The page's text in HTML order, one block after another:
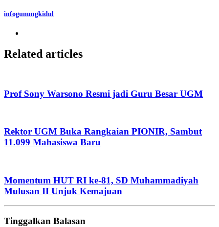
infogunungkidul
Related articles
Prof Sony Warsono Resmi jadi Guru Besar UGM
Rektor UGM Buka Rangkaian PIONIR, Sambut
11.099 Mahasiswa Baru
Momentum HUT RI ke-81, SD Muhammadiyah
Mulusan II Unjuk Kemajuan
Tinggalkan Balasan